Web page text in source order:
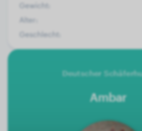
Gewicht:
Alter:
Geschlecht:
Deutscher
Ambar